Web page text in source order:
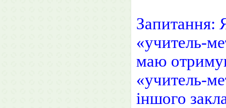
Запитання:
«учитель-
маю
«учитель-
іншого